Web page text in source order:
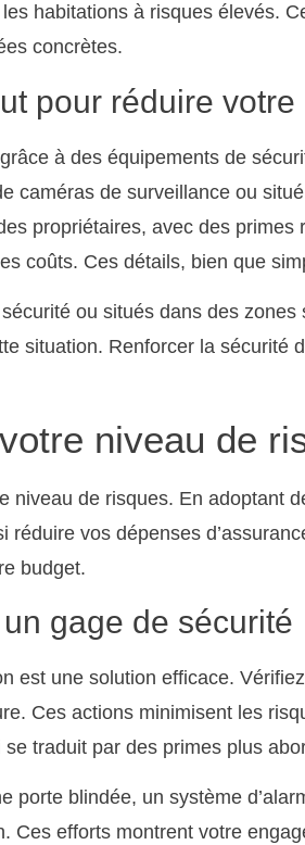
habitations à risques élevés.
concrètes.
pour réduire votre
à des équipements de
caméras de surveillance ou
propriétaires, avec des primes
coûts. Ces détails, bien que
ou situés dans des
situation. Renforcer la sécurité
niveau de
niveau de risques. En adoptant
vos dépenses
budget.
gage de sécurité
est une solution efficace.
Ces actions minimisent les
traduit par des primes plus
porte blindée, un système
Ces efforts montrent votre